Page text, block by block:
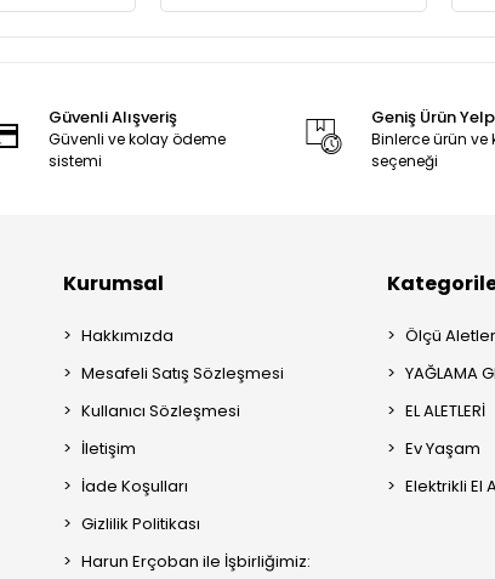
Güvenli Alışveriş
Güvenli ve kolay ödeme
sistemi
Geniş Ürün
Binlerce ürün
seçeneği
Kurumsal
Hakkımızda
Mesafeli Satış Sözleşmesi
Kullanıcı Sözleşmesi
İletişim
İade Koşulları
Gizlilik Politikası
Harun Erçoban ile İşbirliğimiz:
Ölçü
YAĞLAMA
EL ALETLERİ
Ev Yaşam
Elektrikli El